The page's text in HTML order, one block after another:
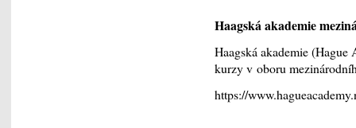
Haagská akademie
Haagská akademie
kurzy v oboru
https://